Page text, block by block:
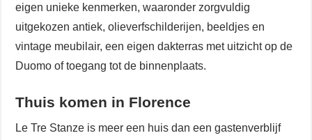
eigen unieke kenmerken, waaronder zorgvuldig
uitgekozen antiek, olieverfschilderijen, beeldjes en
vintage meubilair, een eigen dakterras met uitzicht op de
Duomo of toegang tot de binnenplaats.
Thuis komen in Florence
Le Tre Stanze is meer een huis dan een gastenverblijf